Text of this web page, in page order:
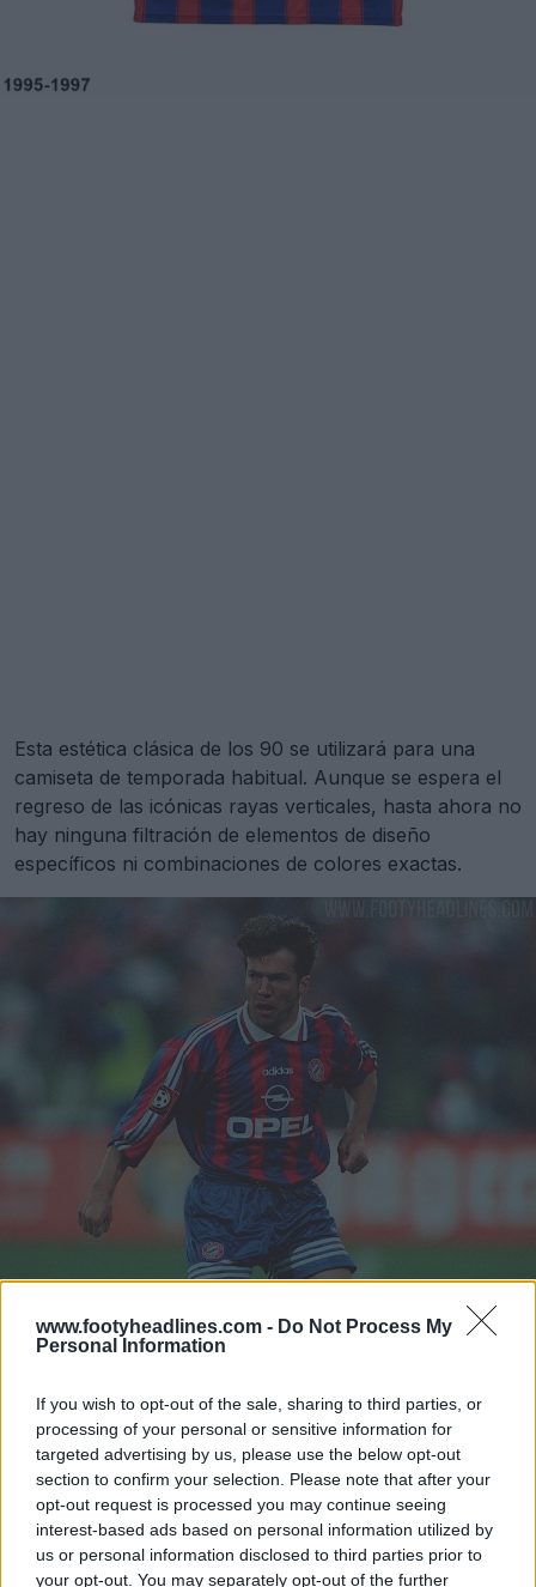
www.footyheadlines.com - Do Not Process My
Personal Information
If you wish to opt-out of the sale, sharing to third parties, or
processing of your personal or sensitive information for
targeted advertising by us, please use the below opt-out
section to confirm your selection. Please note that after your
opt-out request is processed you may continue seeing
interest-based ads based on personal information utilized by
us or personal information disclosed to third parties prior to
your opt-out. You may separately opt-out of the further
Esta estética clásica de los 90 se utilizará para una
camiseta de temporada habitual. Aunque se espera el
regreso de las icónicas rayas verticales, hasta ahora no
hay ninguna filtración de elementos de diseño
específicos ni combinaciones de colores exactas.